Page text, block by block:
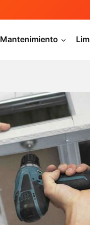
Mantenimiento